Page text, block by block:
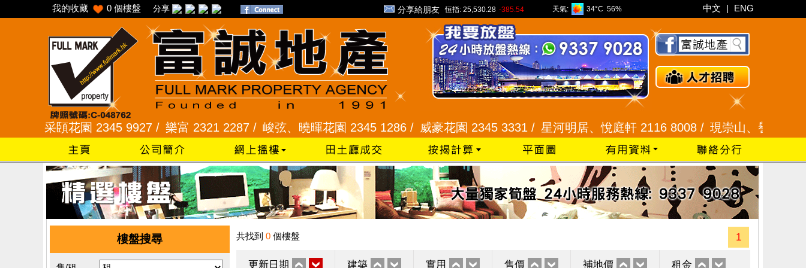
我的收藏 0 個樓盤 分享 分享給朋友 恒指: 25,530.28 -385.54 天氣: 34°C 56% 中文 | ENG
采頣花園 2345 9927 /樂富 2321 2287 /峻弦、曉暉花園 2345 1286 /威豪花園 2345 3331 /星河明居、悅庭軒 2116 8008 /現崇山、譽港灣 2345
樓盤搜尋 共找到 0 個樓盤 1
更新日期 建築 實用 售價 補地價 租金